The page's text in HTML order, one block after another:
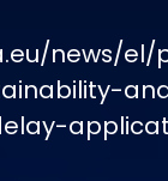
news/el/